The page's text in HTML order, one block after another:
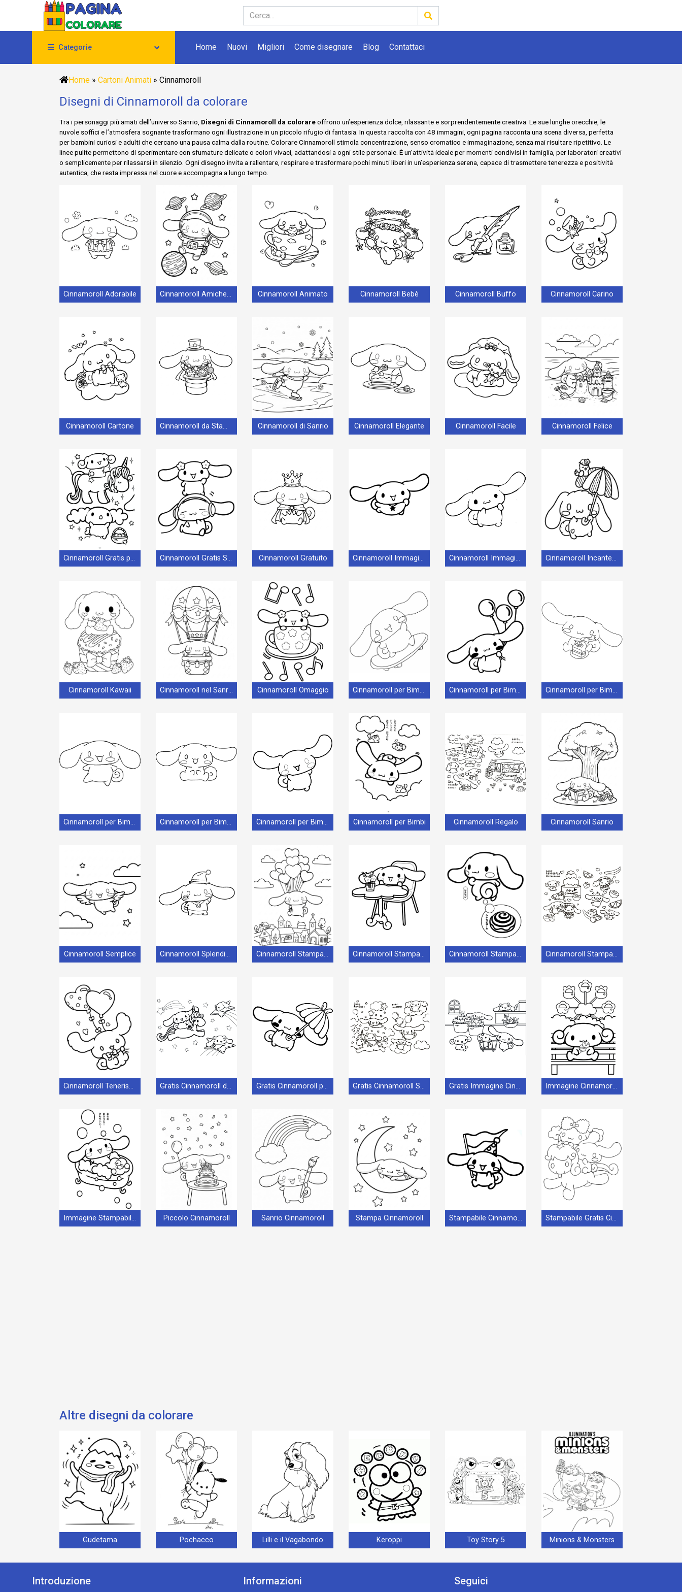
Categorie Home Nuovi Migliori Come disegnare Blog Contattaci
Home » Cartoni Animati » Cinnamoroll
Disegni di Cinnamoroll da colorare
Tra i personaggi più amati dell’universo Sanrio, Disegni di Cinnamoroll da colorareoffrono un’esperienza dolce, rilassante e sorprendentemente creativa. Le sue lunghe orecchie, le
nuvole soffici e l’atmosfera sognante trasformano ogni illustrazione in un piccolo rifugio di fantasia. In questa raccolta con 48 immagini, ogni pagina racconta una scena diversa, perfetta
per bambini curiosi e adulti che cercano una pausa calma dalla routine. Colorare Cinnamoroll stimola concentrazione, senso cromatico e immaginazione, senza mai risultare ripetitivo. Le
linee pulite permettono di sperimentare con sfumature delicate o colori vivaci, adattandosi a ogni stile personale. È un’attività ideale per momenti condivisi in famiglia, per laboratori creativi
o semplicemente per rilassarsi in silenzio. Ogni disegno invita a rallentare, respirare e trasformare pochi minuti liberi in un’esperienza serena, capace di trasmettere tenerezza e positività
autentica, che resta impressa nel cuore e accompagna a lungo tempo.
Cinnamoroll Adorabile Cinnamoroll Amichevole Cinnamoroll Animato Cinnamoroll Bebè Cinnamoroll Buffo Cinnamoroll Carino
Cinnamoroll Cartone Cinnamoroll da Stampare Cinnamoroll di Sanrio Cinnamoroll Elegante Cinnamoroll Facile Cinnamoroll Felice
Cinnamoroll Gratis per Bambini Cinnamoroll Gratis Stampabile Cinnamoroll Gratuito Cinnamoroll Immagine Gratis Cinnamoroll Immagine Stampabile Cinnamoroll Incantevole
Cinnamoroll Kawaii Cinnamoroll nel Sanrio Cinnamoroll Omaggio Cinnamoroll per Bimbi di 1 Anno Cinnamoroll per Bimbi di 2 Anni Cinnamoroll per Bimbi di 3 Anni
Cinnamoroll per Bimbi di 4 Anni Cinnamoroll per Bimbi di 5 Anni Cinnamoroll per Bimbi di 6 Anni Cinnamoroll per Bimbi Cinnamoroll Regalo Cinnamoroll Sanrio
Cinnamoroll Semplice Cinnamoroll Splendido Cinnamoroll Stampabile Gratis Cinnamoroll Stampabile per Bambini Cinnamoroll Stampabile per Piccoli Cinnamoroll Stampabile
Cinnamoroll Tenerissimo Gratis Cinnamoroll da Stampare Gratis Cinnamoroll per Bimbi Gratis Cinnamoroll Stampabile Gratis Immagine Cinnamoroll Immagine Cinnamoroll
Immagine Stampabile Cinnamoroll Piccolo Cinnamoroll Sanrio Cinnamoroll Stampa Cinnamoroll Stampabile Cinnamoroll Omaggio Stampabile Gratis Cinnamoroll
Altre disegni da colorare
Gudetama Pochacco Lilli e il Vagabondo Keroppi Toy Story 5 Minions & Monsters
Introduzione Informazioni Seguici